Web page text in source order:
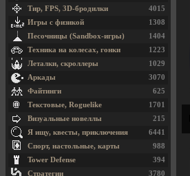
4015
Тир, FPS, 3D-бродилки
1308
Игры с физикой
1404
Песочницы (Sandbox-игры)
1223
Техника на колесах, гонки
1029
Леталки, скроллеры
3070
Аркады
625
Файтинги
1701
Текстовые, Roguelike
215
Визуальные новеллы
6441
Я ищу, квесты, приключения
988
Спорт, настольные, карты
394
Tower Defense
3780
Стратегии